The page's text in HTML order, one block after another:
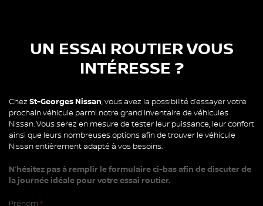
UN ESSAI ROUTIER VOUS
INTÉRESSE ?
Chez St-Georges Nissan, vous avez la possibilité d’essayer votre
prochain véhicule parmi notre grand inventaire de véhicules
Nissan. Vous serez en mesure de tester leur puissance, leur confort
ainsi que leurs nombreuses options afin de trouver le véhicule
Nissan entièrement adapté à vos besoins.
N’hésitez pas à remplir le formulaire ci-bas afin de discuter de
la journée idéale pour votre essai routier.
Prénom *